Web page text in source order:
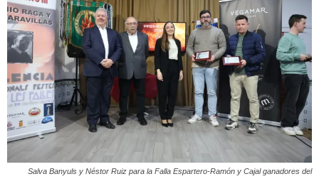
Salva Banyuls y Néstor Ruiz para la Falla Espartero-Ramón y Cajal ganadores del